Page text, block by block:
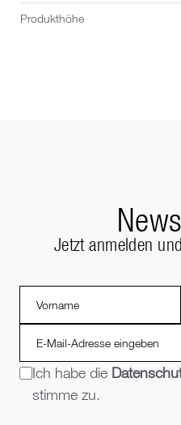
Produkthöhe
Jetzt anmelden
Ich habe die
stimme zu.